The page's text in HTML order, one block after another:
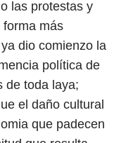
las protestas y
forma más
dio comienzo la
política de
de toda laya;
el daño cultural
que padecen